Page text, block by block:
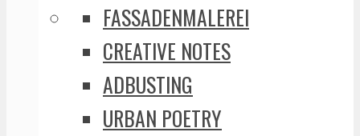
FASSADENMALEREI
CREATIVE NOTES
ADBUSTING
URBAN POETRY